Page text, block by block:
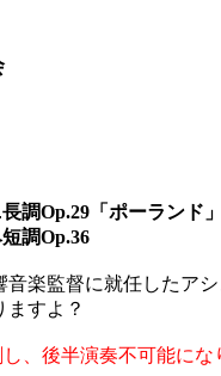
調Op.29「ポーランド」
調Op.36
楽監督に就任したア
すよ？
、後半演奏不可能に